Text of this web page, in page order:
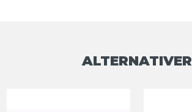
ALTERNATIVER